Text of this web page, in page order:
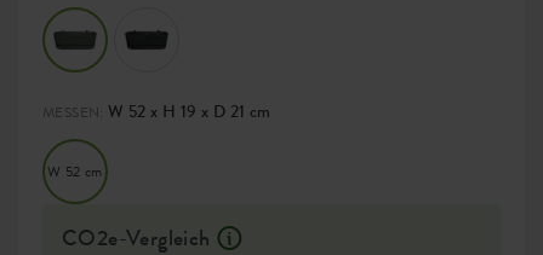
MESSEN: W 52 x H 19 x D 21 cm
W 52 cm
CO2e-Vergleich